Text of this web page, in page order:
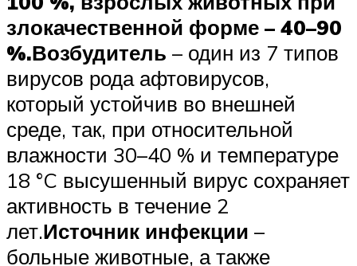
злокачественной форме – 40–90
%.Возбудитель – один из 7 типов
вирусов рода афтовирусов,
который устойчив во внешней
среде, так, при относительной
влажности 30–40 % и температуре
18 °C высушенный вирус сохраняет
активность в течение 2
лет.Источник инфекции –
больные животные, а также